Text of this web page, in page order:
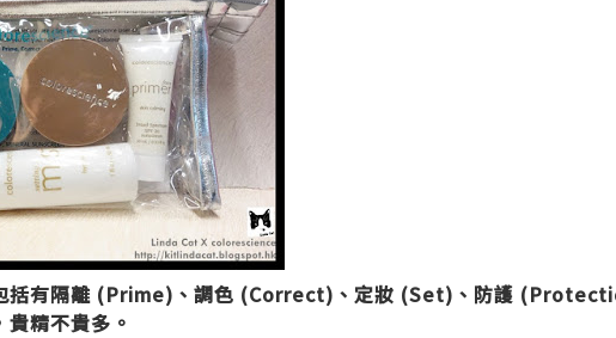
括有隔離 (Prime)、調色 (Correct)、定妝 (Set)、防護
精不貴多。